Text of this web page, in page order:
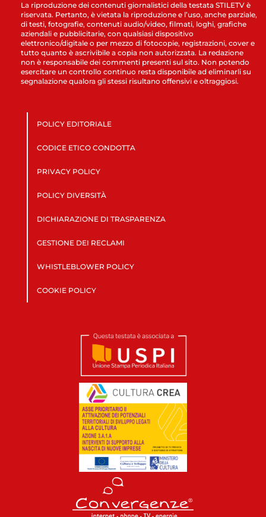
La riproduzione dei contenuti giornalistici della testata STILETV è
riservata. Pertanto, è vietata la riproduzione e l’uso, anche parziale,
di testi, fotografie, contenuti audio/video, filmati, loghi, grafiche
aziendali e pubblicitarie, con qualsiasi dispositivo
elettronico/digitale o per mezzo di fotocopie, registrazioni, cover e
tutto quanto è ascrivibile a copia non autorizzata. La redazione
non è responsabile dei commenti presenti sul sito. Non potendo
esercitare un controllo continuo resta disponibile ad eliminarli su
segnalazione qualora gli stessi risultano offensivi e oltraggiosi.
POLICY EDITORIALE
CODICE ETICO CONDOTTA
PRIVACY POLICY
POLICY DIVERSITÀ
DICHIARAZIONE DI TRASPARENZA
GESTIONE DEI RECLAMI
WHISTLEBLOWER POLICY
COOKIE POLICY